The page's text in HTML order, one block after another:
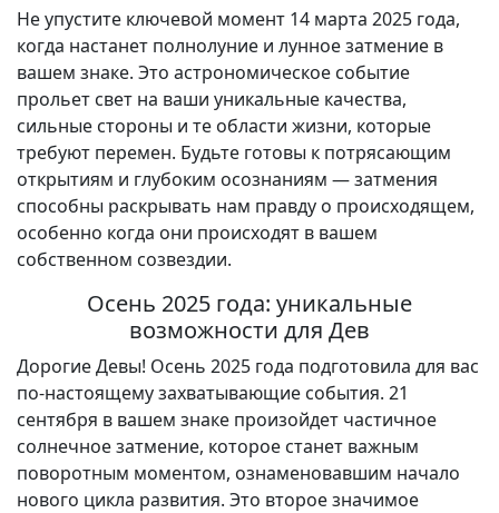
Не упустите ключевой момент 14 марта 2025 года,
когда настанет полнолуние и лунное затмение в
вашем знаке. Это астрономическое событие
прольет свет на ваши уникальные качества,
сильные стороны и те области жизни, которые
требуют перемен. Будьте готовы к потрясающим
открытиям и глубоким осознаниям — затмения
способны раскрывать нам правду о происходящем,
особенно когда они происходят в вашем
собственном созвездии.
Осень 2025 года: уникальные
возможности для Дев
Дорогие Девы! Осень 2025 года подготовила для вас
по-настоящему захватывающие события. 21
сентября в вашем знаке произойдет частичное
солнечное затмение, которое станет важным
поворотным моментом, ознаменовавшим начало
нового цикла развития. Это второе значимое